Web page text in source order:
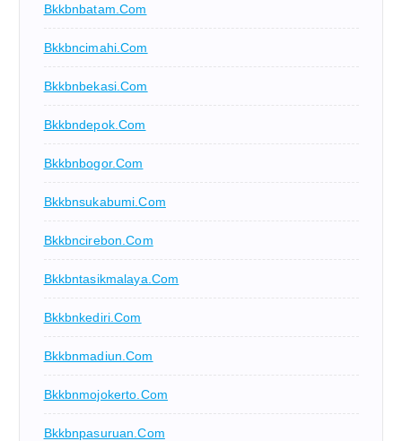
Bkkbnbatam.com
Bkkbncimahi.com
Bkkbnbekasi.com
Bkkbndepok.com
Bkkbnbogor.com
Bkkbnsukabumi.com
Bkkbncirebon.com
Bkkbntasikmalaya.com
Bkkbnkediri.com
Bkkbnmadiun.com
Bkkbnmojokerto.com
Bkkbnpasuruan.com